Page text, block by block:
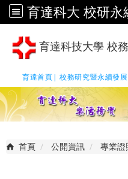
育達科大 校研永
育達科技大學 校
育達首頁| 校務研究暨永續發
首頁 公開資訊 專業證